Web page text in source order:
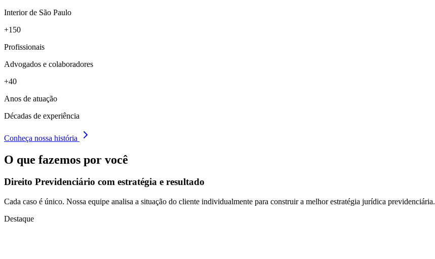
Interior de São Paulo
+150
Profissionais
Advogados e colaboradores
+40
Anos de atuação
Décadas de experiência
Conheça nossa história
O que fazemos por você
Direito Previdenciário com estratégia e resultado
Cada caso é único. Nossa equipe analisa a situação do cliente individualmente para construir a melhor estratégia jurídica previdenciária.
Destaque